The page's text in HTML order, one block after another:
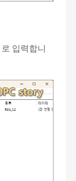
로 입력합니